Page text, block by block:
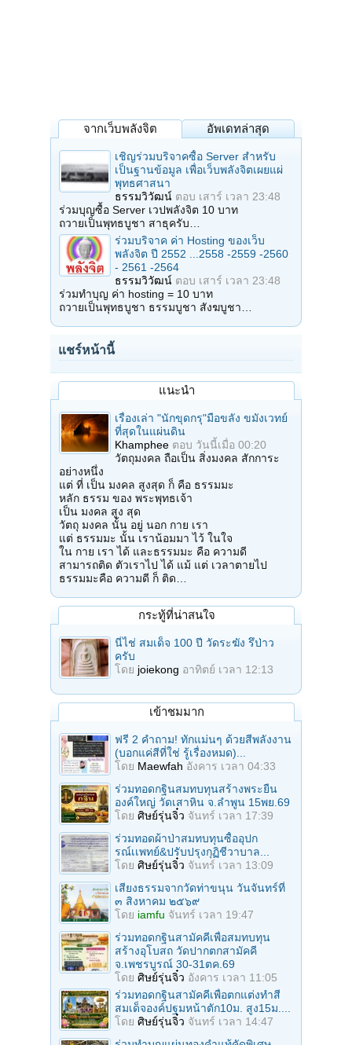
จากเว็บพลังจิต อัพเดทล่าสุด
เชิญร่วมบริจาคซื้อ Server สำหรับ
เป็นฐานข้อมูล เพื่อเว็บพลังจิตเผยแผ่
พุทธศาสนา
ธรรมวิวัฒน์ ตอบ เสาร์ เวลา 23:48
ร่วมบุญซื้อ Server เวปพลังจิต 10 บาท
ถวายเป็นพุทธบูชา สาธุครับ…
ร่วมบริจาค ค่า Hosting ของเว็บ
พลังจิต ปี 2552 ...2558 -2559 -2560
- 2561 -2564
ธรรมวิวัฒน์ ตอบ เสาร์ เวลา 23:48
ร่วมทำบุญ ค่า hosting = 10 บาท
ถวายเป็นพุทธบูชา ธรรมบูชา สังฆบูชา…
แชร์หน้านี้
แนะนำ
เรื่องเล่า "นักขุดกรุ"มือขลัง ขมังเวทย์
ที่สุดในแผ่นดิน
Khamphee ตอบ วันนี้เมื่อ 00:20
วัตถุมงคล ถือเป็น สิ่งมงคล สักการะ
อย่างหนึ่ง
แต่ ที่ เป็น มงคล สูงสุด ก็ คือ ธรรมมะ
หลัก ธรรม ของ พระพุทธเจ้า
เป็น มงคล สูง สุด
วัตถุ มงคล นั้น อยู่ นอก กาย เรา
แต่ ธรรมมะ นั้น เราน้อมมา ไว้ ในใจ
ใน กาย เรา ได้ และธรรมมะ คือ ความดี
สามารถติด ตัวเราไป ได้ แม้ แต่ เวลาตายไป
ธรรมมะคือ ความดี ก็ ติด…
กระทู้ที่น่าสนใจ
นี่ไช่ สมเด็จ 100 ปี วัดระฆัง รึป่าว
ครับ
โดย joiekong อาทิตย์ เวลา 12:13
เข้าชมมาก
ฟรี 2 คำถาม! ทักแม่นๆ ด้วยสีพลังงาน
(บอกแค่สีที่ใช่ รู้เรื่องหมด)...
โดย Maewfah อังคาร เวลา 04:33
ร่วมทอดกฐินสมทบทุนสร้างพระยืน
องค์ใหญ่ วัดเสาหิน จ.ลําพูน 15พย.69
โดย ศิษย์รุ่นจิ๋ว จันทร์ เวลา 17:39
ร่วมทอดผ้าป่าสมทบทุนซื้ออุปก
รณ์เเพทย์&ปรับปรุงกุฏิชีวาบาล...
โดย ศิษย์รุ่นจิ๋ว จันทร์ เวลา 13:09
เสียงธรรมจากวัดท่าขนุน วันจันทร์ที่
๓ สิงหาคม ๒๕๖๙
โดย iamfu จันทร์ เวลา 19:47
ร่วมทอดกฐินสามัคคีเพื่อสมทบทุน
สร้างอุโบสถ วัดปากตกสามัคคี
จ.เพชรบูรณ์ 30-31ตค.69
โดย ศิษย์รุ่นจิ๋ว อังคาร เวลา 11:05
ร่วมทอดกฐินสามัคคีเพื่อตกแต่งทำสี
สมเด็จองค์ปฐมหน้าตัก10ม. สูง15ม....
โดย ศิษย์รุ่นจิ๋ว จันทร์ เวลา 14:47